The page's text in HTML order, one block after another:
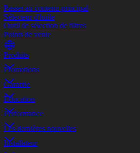
Passer au contenu principal
Sélecteur d'huile
Outil de sélection de filtres
Points de vente
Produits
Promotions
Garantie
Éducation
Performance
Les dernières nouvelles
Installateur